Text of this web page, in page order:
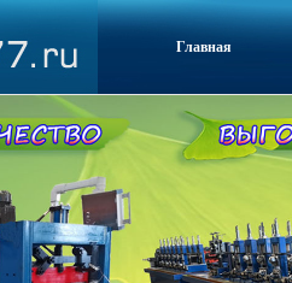
Главная